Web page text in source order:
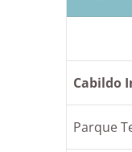
Cabildo
Parque